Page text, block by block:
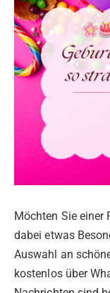
Möchten Sie einer
dabei etwas
Auswahl an
kostenlos über